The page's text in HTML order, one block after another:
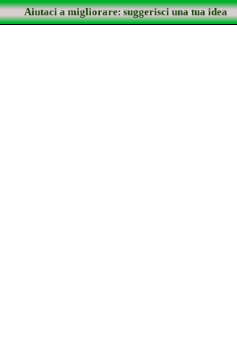
Aiutaci a migliorare: suggerisci una tua idea